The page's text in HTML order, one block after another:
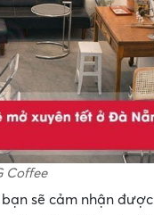
Coffee
sẽ cảm nhận